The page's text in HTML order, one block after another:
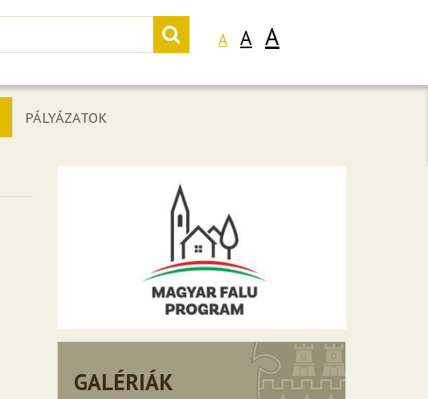
A A A
PÁLYÁZATOK
GALÉRIÁK